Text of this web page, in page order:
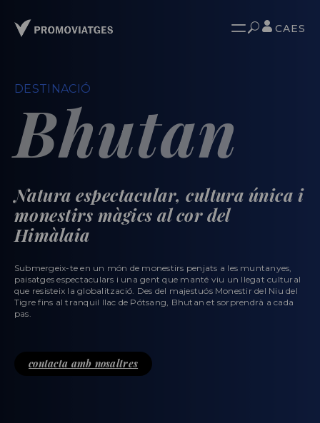
CAES
DESTINACIÓ
Bhutan
Natura espectacular, cultura única i
monestirs màgics al cor del
Himàlaia
Submergeix-te en un món de monestirs penjats a les muntanyes,
paisatges espectaculars i una gent que manté viu un llegat cultural
que resisteix la globalització. Des del majestuós Monestir del Niu del
Tigre fins al tranquil llac de Pótsang, Bhutan et sorprendrà a cada
pas.
contacta amb nosaltres